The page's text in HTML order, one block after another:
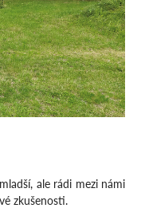
ale rádi mezi námi
zkušenosti.